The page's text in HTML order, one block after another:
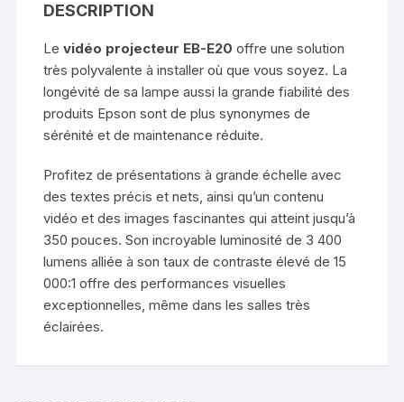
DESCRIPTION
Levidéo projecteur EB-E20 offre une solution
très polyvalente à installer où que vous soyez. La
longévité de sa lampe aussi la grande fiabilité des
produits Epson sont de plus synonymes de
sérénité et de maintenance réduite.
Profitez de présentations à grande échelle avec
des textes précis et nets, ainsi qu’un contenu
vidéo et des images fascinantes qui atteint jusqu’à
350 pouces. Son incroyable luminosité de 3 400
lumens alliée à son taux de contraste élevé de 15
000:1 offre des performances visuelles
exceptionnelles, même dans les salles très
éclairées.